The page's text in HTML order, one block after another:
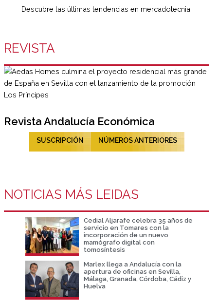
Descubre las últimas tendencias en mercadotecnia.
REVISTA
Revista Andalucía Económica
SUSCRIPCIÓN NÚMEROS ANTERIORES
NOTICIAS MÁS LEIDAS
Cedial Aljarafe celebra 35 años de
servicio en Tomares con la
incorporación de un nuevo
mamógrafo digital con
tomosíntesis
Marlex llega a Andalucía con la
apertura de oficinas en Sevilla,
Málaga, Granada, Córdoba, Cádiz y
Huelva